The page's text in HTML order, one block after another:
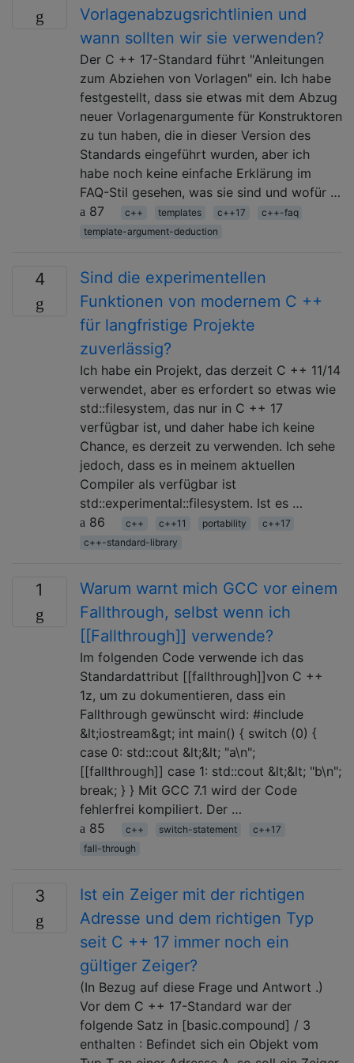
Vorlagenabzugsrichtlinien und
wann sollten wir sie verwenden?
Der C ++ 17-Standard führt "Anleitungen
zum Abziehen von Vorlagen" ein. Ich habe
festgestellt, dass sie etwas mit dem Abzug
neuer Vorlagenargumente für Konstruktoren
zu tun haben, die in dieser Version des
Standards eingeführt wurden, aber ich
habe noch keine einfache Erklärung im
FAQ-Stil gesehen, was sie sind und wofür …
87
c++ templates c++17
c++-faq
template-argument-deduction
4
Sind die experimentellen
Funktionen von modernem C ++
für langfristige Projekte
zuverlässig?
Ich habe ein Projekt, das derzeit C ++ 11/14
verwendet, aber es erfordert so etwas wie
std::filesystem, das nur in C ++ 17
verfügbar ist, und daher habe ich keine
Chance, es derzeit zu verwenden. Ich sehe
jedoch, dass es in meinem aktuellen
Compiler als verfügbar ist
std::experimental::filesystem. Ist es …
86
c++ c++11 portability
c++17
c++-standard-library
1
Warum warnt mich GCC vor einem
Fallthrough, selbst wenn ich
[[Fallthrough]] verwende?
Im folgenden Code verwende ich das
Standardattribut [[fallthrough]]von C ++
1z, um zu dokumentieren, dass ein
Fallthrough gewünscht wird: #include
&lt;iostream&gt; int main() { switch (0) {
case 0: std::cout &lt;&lt; "a\n";
[[fallthrough]] case 1: std::cout &lt;&lt; "b\n";
break; } } Mit GCC 7.1 wird der Code
fehlerfrei kompiliert. Der …
85
c++ switch-statement
c++17
fall-through
3
Ist ein Zeiger mit der richtigen
Adresse und dem richtigen Typ
seit C ++ 17 immer noch ein
gültiger Zeiger?
(In Bezug auf diese Frage und Antwort .)
Vor dem C ++ 17-Standard war der
folgende Satz in [basic.compound] / 3
enthalten : Befindet sich ein Objekt vom